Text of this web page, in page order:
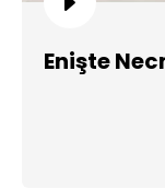
Enişte